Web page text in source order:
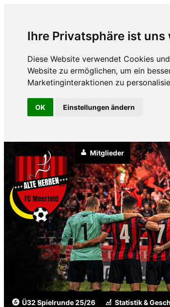
Ihre Privatsphäre ist uns
Diese Website verwendet Cookies
Website zu ermöglichen, um ein
Marketinginteraktionen zu
OK Einstellungen ändern
Mitglieder
Ü32 Spielrunde 25/26 Statistik &